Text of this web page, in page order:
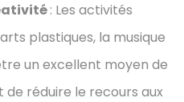
: Les activités
plastiques, la musique
un excellent moyen de
de réduire le recours aux